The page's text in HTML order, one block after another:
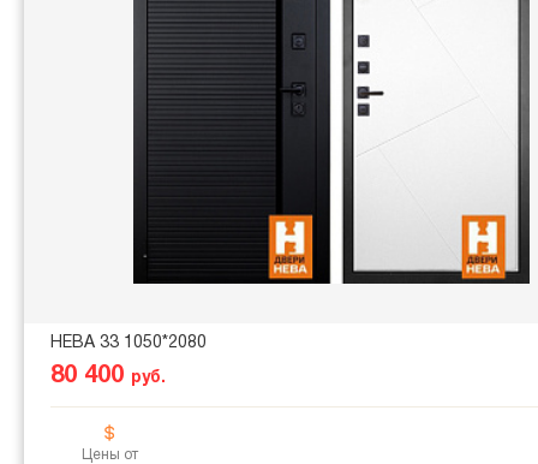
НЕВА 33 1050*2080
80 400 руб.
Цены от